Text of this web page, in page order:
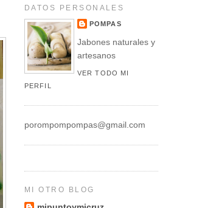
DATOS PERSONALES
POMPAS
Jabones naturales y
artesanos
VER TODO MI
PERFIL
porompompompas@gmail.com
MI OTRO BLOG